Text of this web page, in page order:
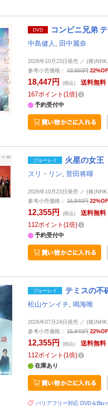
DVD コンビニ兄弟
中島健人 田中麗奈
2026年10月23日発売 ／ (株
参考小売価格：
23,650円
18,447円 (税込)
送料無料
167ポイント 1倍
予約受付中
ブルーレイ 火星の女王
スリ・リン 菅田将暉
2026年10月23日発売 ／ (株
参考小売価格：
15,840円
12,355円 (税込)
送料無料
112ポイント 1倍
予約受付中
ブルーレイ テミスの不
松山ケンイチ 鳴海唯
2026年07月24日発売 ／ (株
参考小売価格：
15,840円
12,355円 (税込)
送料無料
112ポイント 1倍
在庫あり
バリアフリー対応 DVD＆Blu-